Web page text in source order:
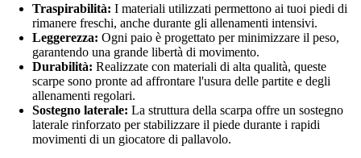
Traspirabilità: I materiali utilizzati permettono ai tuoi piedi di
rimanere freschi, anche durante gli allenamenti intensivi.
Leggerezza: Ogni paio è progettato per minimizzare il peso,
garantendo una grande libertà di movimento.
Durabilità: Realizzate con materiali di alta qualità, queste
scarpe sono pronte ad affrontare l'usura delle partite e degli
allenamenti regolari.
Sostegno laterale: La struttura della scarpa offre un sostegno
laterale rinforzato per stabilizzare il piede durante i rapidi
movimenti di un giocatore di pallavolo.